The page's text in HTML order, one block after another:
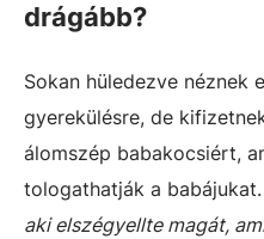
drágább?
Sokan hüledezve néznek
gyerekülésre, de
álomszép babakocsiért,
tologathatják a babájukat.
aki elszégyellte magát,